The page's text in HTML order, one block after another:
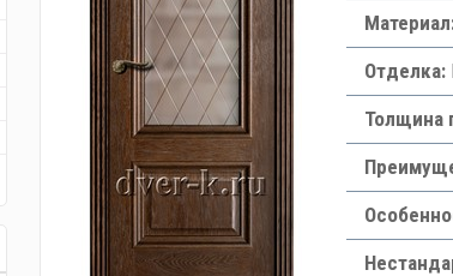
Отделка:
Толщина